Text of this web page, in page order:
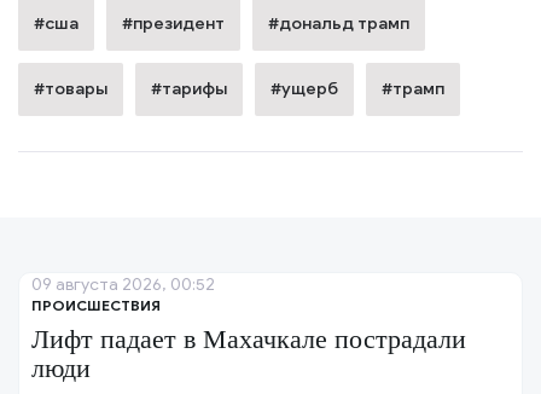
#сша #президент #дональд трамп
#товары #тарифы #ущерб #трамп
ПРОИСШЕСТВИЯ
Лифт падает в Махачкале пострадали
люди
09 августа 2026, 00:52